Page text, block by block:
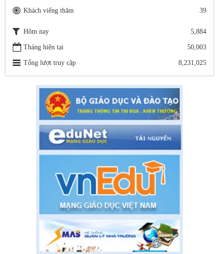
Kế hoạch tuyển sinh vào các trường MN, TH, THCS năm học
Thời gian đăng: 26/06/2020
lượt xem: 5155 | lượt tải:1265
1663/SGDĐT- QLT ngày 29/5/202
Hướng dẫn tuyển sinh lớp 1, lớp 6, lớp 10 trong khuôn khổ
Chương trình song ngữ, tăng cường tiếng Pháp năm học 2020-
Thời gian đăng: 26/06/2020
lượt xem: 4186 | lượt tải:757
Số: 05 /KHCM - THVY NGÀY 10/9&
KẾ HOẠCH BỒI DƯỠNG VÀ PHÁT TRIỂN ĐỘI NGŨ NĂM
HỌC 2019- 2020
lượt xem: 8576 | lượt tải:2797
Số: 03 /KH-THVY ngày 17/9�
KẾ HOẠCH CÔNG TÁC KIỂM TRA NỘI BỘ NĂM HỌC
2019– 2020
Thời gian đăng: 11/06/2020
lượt xem: 11750 | lượt tải:671
Khách viếng thăm 39
Hôm nay 5,884
Tháng hiện tại 50,003
Tổng lượt truy cập 8,231,025